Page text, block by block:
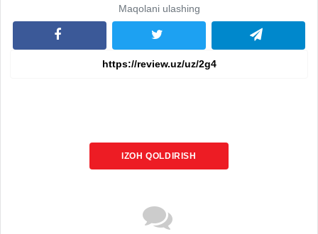
Maqolani ulashing
IZOH QOLDIRISH